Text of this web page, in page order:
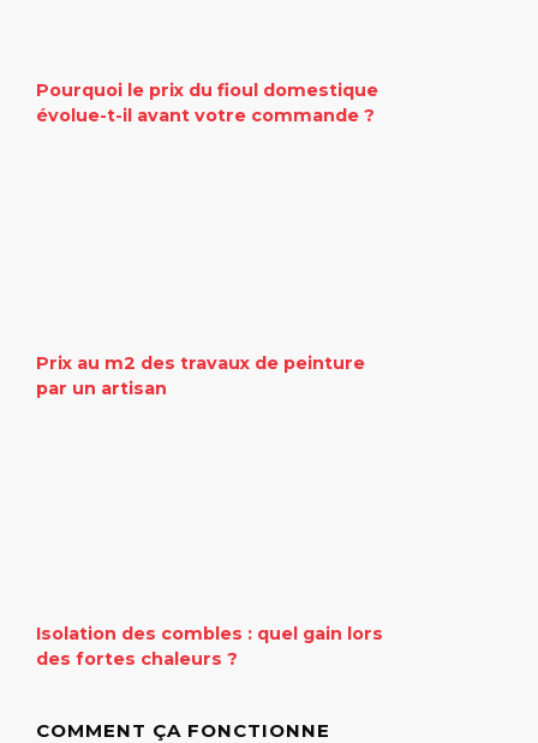
Pourquoi le prix du fioul domestique
évolue-t-il avant votre commande ?
Prix au m2 des travaux de peinture
par un artisan
Isolation des combles : quel gain lors
des fortes chaleurs ?
COMMENT ÇA FONCTIONNE